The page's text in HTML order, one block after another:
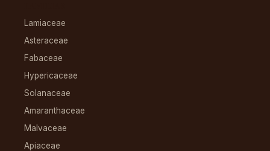
Lamiaceae
Asteraceae
Fabaceae
Hypericaceae
Solanaceae
Amaranthaceae
Malvaceae
Apiaceae